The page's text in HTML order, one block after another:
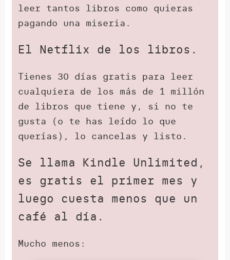
leer tantos libros como quieras
pagando una miseria.
El Netflix de los libros.
Tienes 30 días gratis para leer
cualquiera de los más de 1 millón
de libros que tiene y, si no te
gusta (o te has leído lo que
querías), lo cancelas y listo.
Se llama Kindle Unlimited,
es gratis el primer mes y
luego cuesta menos que un
café al día.
Mucho menos: